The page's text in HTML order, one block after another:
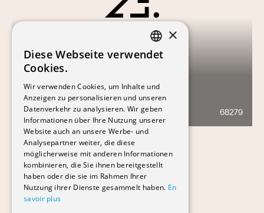
RIEU-MALAGNOU
129 68279
FRENCH
×
Diese Webseite verwendet
Cookies.
Wir verwenden Cookies, um Inhalte und
Anzeigen zu personalisieren und unseren
Datenverkehr zu analysieren. Wir geben
Informationen über Ihre Nutzung unserer
Website auch an unsere Werbe- und
Analysepartner weiter, die diese
möglicherweise mit anderen Informationen
kombinieren, die Sie ihnen bereitgestellt
haben oder die sie im Rahmen Ihrer
Nutzung ihrer Dienste gesammelt haben. En
savoir plus